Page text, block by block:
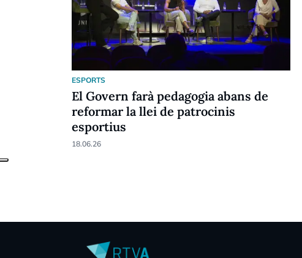
ESPORTS
El Govern farà pedagogia abans de
reformar la llei de patrocinis
esportius
18.06.26